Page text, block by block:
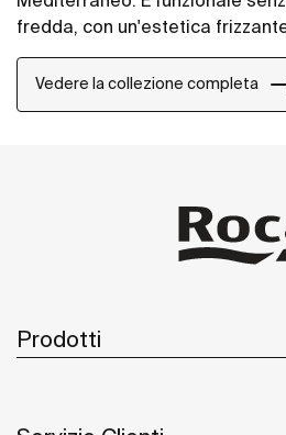
fredda, con un'estetica
godono della potenza di
Vedere la collezione completa
Prodotti